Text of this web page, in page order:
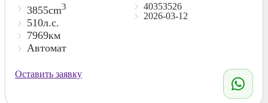
3855cm3
510л.с.
7969км
Автомат
40353526
2026-03-12
Оставить заявку